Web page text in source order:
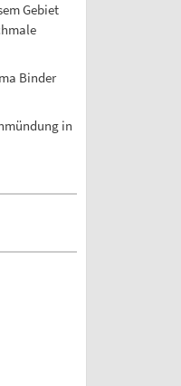
Gebiet
Binder
in